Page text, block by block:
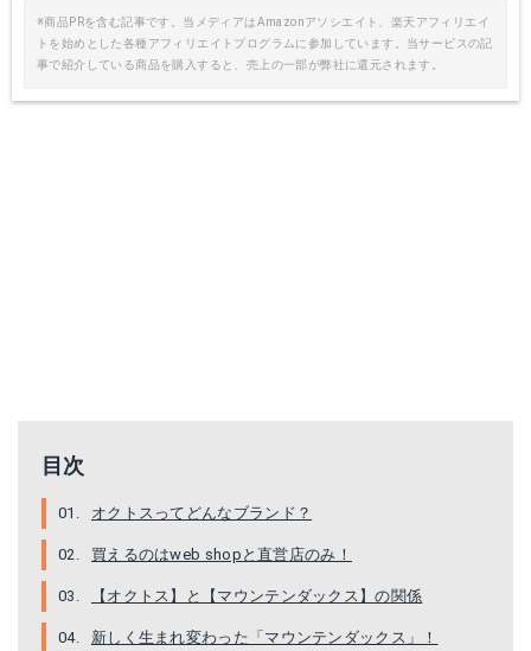
※商品PRを含む記事です。当メディアはAmazonアソシエイト、楽天アフィリエイ
トを始めとした各種アフィリエイトプログラムに参加しています。当サービスの記
事で紹介している商品を購入すると、売上の一部が弊社に還元されます。
目次
オクトスってどんなブランド？
買えるのはweb shopと直営店のみ！
【オクトス】と【マウンテンダックス】の関係
新しく生まれ変わった「マウンテンダックス」！
楽天で詳細を見る